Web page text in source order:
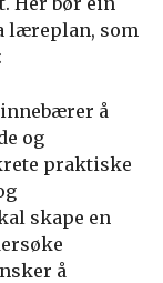
læreplan, som
å
og
praktiske
skape en
å